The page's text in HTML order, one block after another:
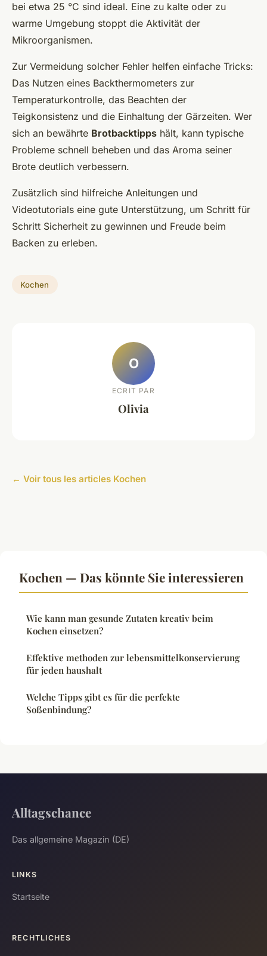
bei etwa 25 °C sind ideal. Eine zu kalte oder zu
warme Umgebung stoppt die Aktivität der
Mikroorganismen.
Zur Vermeidung solcher Fehler helfen einfache Tricks:
Das Nutzen eines Backthermometers zur
Temperaturkontrolle, das Beachten der
Teigkonsistenz und die Einhaltung der Gärzeiten. Wer
sich an bewährte Brotbacktipps hält, kann typische
Probleme schnell beheben und das Aroma seiner
Brote deutlich verbessern.
Zusätzlich sind hilfreiche Anleitungen und
Videotutorials eine gute Unterstützung, um Schritt für
Schritt Sicherheit zu gewinnen und Freude beim
Backen zu erleben.
Kochen
O
ECRIT PAR
Olivia
← Voir tous les articles Kochen
Kochen — Das könnte Sie interessieren
Wie kann man gesunde Zutaten kreativ beim
Kochen einsetzen?
Effektive methoden zur lebensmittelkonservierung
für jeden haushalt
Welche Tipps gibt es für die perfekte
Soßenbindung?
Alltagschance
Das allgemeine Magazin (DE)
LINKS
Startseite
RECHTLICHES